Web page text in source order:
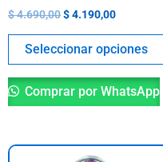
$4.690,00$4.190,00
Seleccionar opciones
Comprar por WhatsApp